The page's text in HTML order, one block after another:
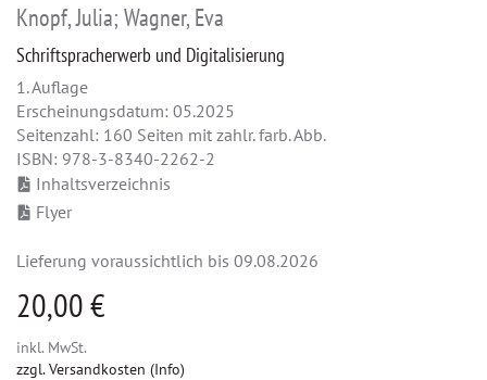
Knopf, Julia; Wagner, Eva
Schriftspracherwerb und Digitalisierung
1. Auflage
Erscheinungsdatum: 05.2025
Seitenzahl: 160 Seiten mit zahlr. farb. Abb.
ISBN: 978-3-8340-2262-2
Inhaltsverzeichnis
Flyer
Lieferung voraussichtlich bis 09.08.2026
20,00 €
inkl. MwSt.
zzgl. Versandkosten (Info)